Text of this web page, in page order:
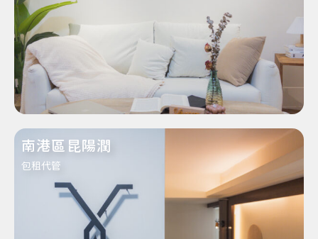
南港區昆陽潤
包租代管